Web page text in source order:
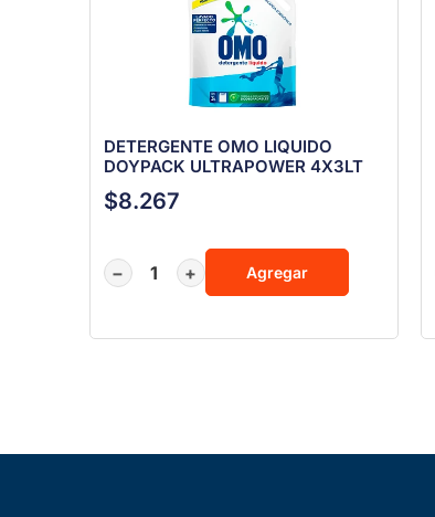
DETERGENTE OMO LIQUIDO
DOYPACK ULTRAPOWER 4X3LT
$8.267
− + Agregar